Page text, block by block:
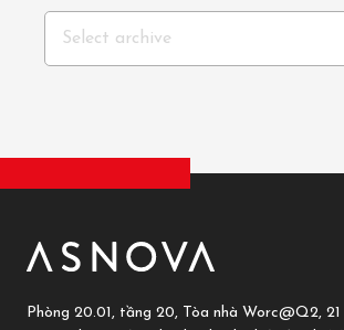
Select archive
Phòng 20.01, tầng 20, Tòa nhà Worc@Q2,